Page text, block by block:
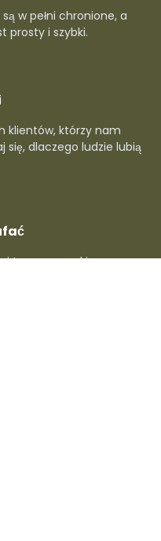
w pełni chronione, a
prosty i szybki.
klientów, którzy nam
się, dlaczego ludzie lubią
i topowe marki -